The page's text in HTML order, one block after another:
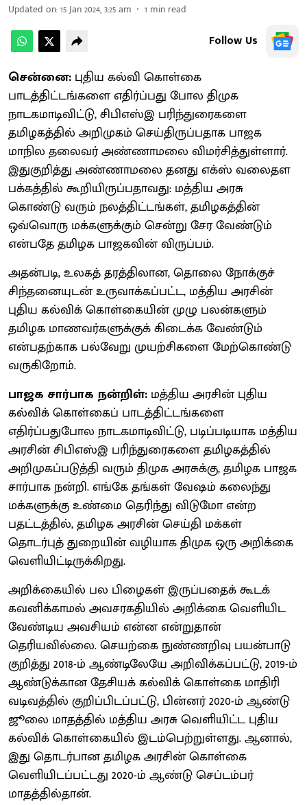
Updated on:15 Jan 2024, 3:25 am 1 min read
Follow Us
சென்னை: புதிய கல்வி கொள்கை
பாடத்திட்டங்களை எதிர்ப்பது போல திமுக
நாடகமாடிவிட்டு, சிபிஎஸ்இ பரிந்துரைகளை
தமிழகத்தில் அறிமுகம் செய்திருப்பதாக பாஜக
மாநில தலைவர் அண்ணாமலை விமர்சித்துள்ளார்.
இதுகுறித்து அண்ணாமலை தனது எக்ஸ் வலைதள
பக்கத்தில் கூறியிருப்பதாவது: மத்திய அரசு
கொண்டு வரும் நலத்திட்டங்கள், தமிழகத்தின்
ஒவ்வொரு மக்களுக்கும் சென்று சேர வேண்டும்
என்பதே தமிழக பாஜகவின் விருப்பம்.
அதன்படி, உலகத் தரத்திலான, தொலை நோக்குச்
சிந்தனையுடன் உருவாக்கப்பட்ட, மத்திய அரசின்
புதிய கல்விக் கொள்கையின் முழு பலன்களும்
தமிழக மாணவர்களுக்குக் கிடைக்க வேண்டும்
என்பதற்காக பல்வேறு முயற்சிகளை மேற்கொண்டு
வருகிறோம்.
பாஜக சார்பாக நன்றிள்: மத்திய அரசின் புதிய
கல்விக் கொள்கைப் பாடத்திட்டங்களை
எதிர்ப்பதுபோல நாடகமாடிவிட்டு, படிப்படியாக மத்திய
அரசின் சிபிஎஸ்இ பரிந்துரைகளை தமிழகத்தில்
அறிமுகப்படுத்தி வரும் திமுக அரசுக்கு, தமிழக பாஜக
சார்பாக நன்றி. எங்கே தங்கள் வேஷம் கலைந்து
மக்களுக்கு உண்மை தெரிந்து விடுமோ என்ற
பதட்டத்தில், தமிழக அரசின் செய்தி மக்கள்
தொடர்புத் துறையின் வழியாக திமுக ஒரு அறிக்கை
வெளியிட்டிருக்கிறது.
அறிக்கையில் பல பிழைகள் இருப்பதைக் கூடக்
கவனிக்காமல் அவசரகதியில் அறிக்கை வெளியிட
வேண்டிய அவசியம் என்ன என்றுதான்
தெரியவில்லை. செயற்கை நுண்ணறிவு பயன்பாடு
குறித்து 2018-ம் ஆண்டிலேயே அறிவிக்கப்பட்டு, 2019-ம்
ஆண்டுக்கான தேசியக் கல்விக் கொள்கை மாதிரி
வடிவத்தில் குறிப்பிடப்பட்டு, பின்னர் 2020-ம் ஆண்டு
ஜூலை மாதத்தில் மத்திய அரசு வெளியிட்ட புதிய
கல்விக் கொள்கையில் இடம்பெற்றுள்ளது. ஆனால்,
இது தொடர்பான தமிழக அரசின் கொள்கை
வெளியிடப்பட்டது 2020-ம் ஆண்டு செப்டம்பர்
மாதத்தில்தான்.